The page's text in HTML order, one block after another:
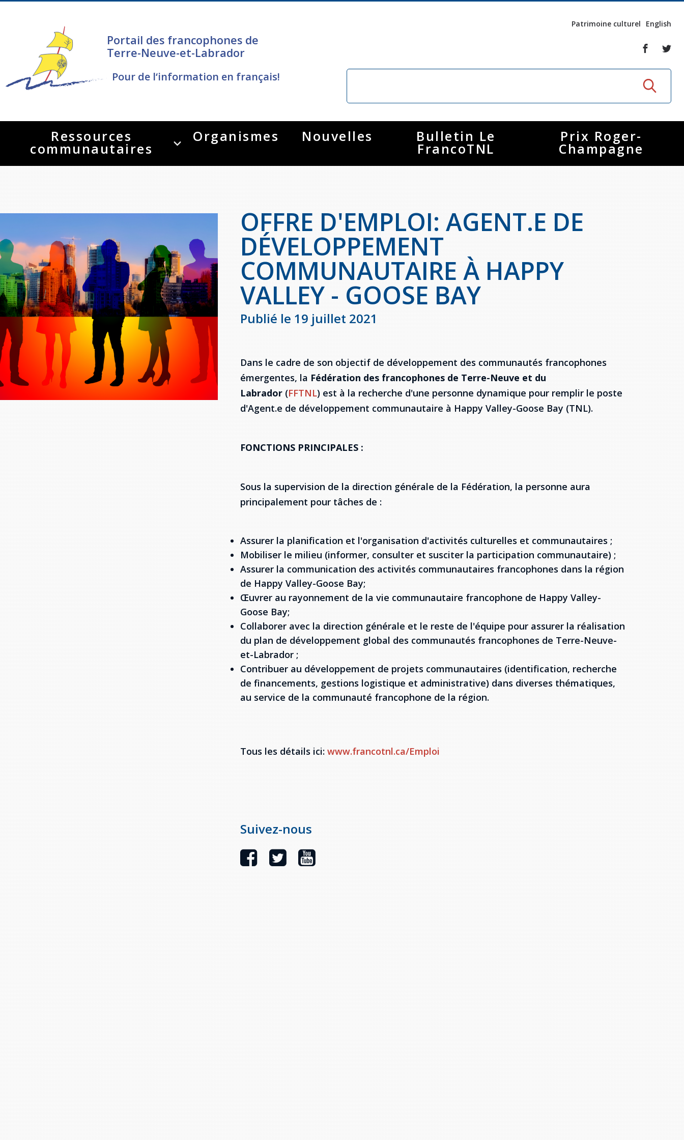
Portail des francophones de
Terre-Neuve-et-Labrador
Pour de l‘information en français!
Patrimoine culturel English
Ressources
communautaires
Organismes Nouvelles Bulletin Le
FrancoTNL
Prix Roger-
Champagne
OFFRE D'EMPLOI: AGENT.E DE
DÉVELOPPEMENT
COMMUNAUTAIRE À HAPPY
VALLEY - GOOSE BAY
Publié le 19 juillet 2021
Dans le cadre de son objectif de développement des communautés francophones
émergentes, la Fédération des francophones de Terre-Neuve et du
Labrador (FFTNL) est à la recherche d'une personne dynamique pour remplir le poste
d'Agent.e de développement communautaire à Happy Valley-Goose Bay (TNL).
FONCTIONS PRINCIPALES :
Sous la supervision de la direction générale de la Fédération, la personne aura
principalement pour tâches de :
Assurer la planification et l'organisation d'activités culturelles et communautaires ;
Mobiliser le milieu (informer, consulter et susciter la participation communautaire) ;
Assurer la communication des activités communautaires francophones dans la région
de Happy Valley-Goose Bay;
Œuvrer au rayonnement de la vie communautaire francophone de Happy Valley-
Goose Bay;
Collaborer avec la direction générale et le reste de l'équipe pour assurer la réalisation
du plan de développement global des communautés francophones de Terre-Neuve-
et-Labrador ;
Contribuer au développement de projets communautaires (identification, recherche
de financements, gestions logistique et administrative) dans diverses thématiques,
au service de la communauté francophone de la région.
Tous les détails ici: www.francotnl.ca/Emploi
Suivez-nous